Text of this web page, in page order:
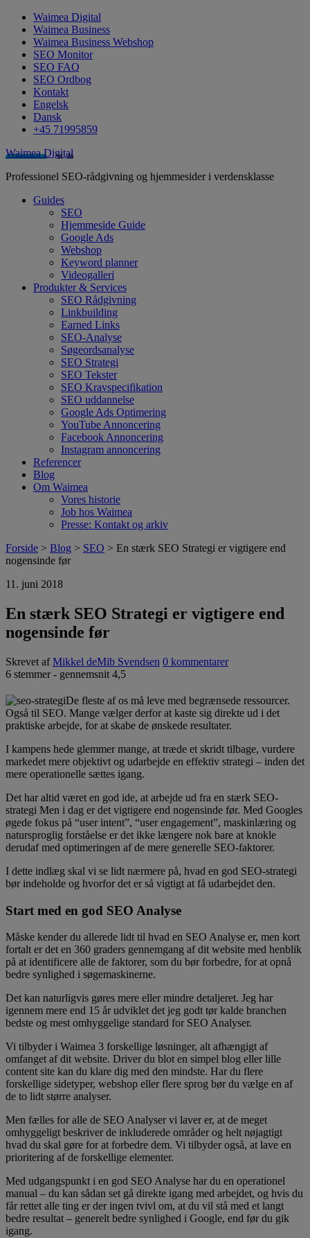
Waimea Digital
Waimea Business
Waimea Business Webshop
SEO Monitor
SEO FAQ
SEO Ordbog
Kontakt
Engelsk
Dansk
+45 71995859
Waimea Digital
Professionel SEO-rådgivning og hjemmesider i verdensklasse
Guides
SEO
Hjemmeside Guide
Google Ads
Webshop
Keyword planner
Videogalleri
Produkter & Services
SEO Rådgivning
Linkbuilding
Earned Links
SEO-Analyse
Søgeordsanalyse
SEO Strategi
SEO Tekster
SEO Kravspecifikation
SEO uddannelse
Google Ads Optimering
YouTube Annoncering
Facebook Annoncering
Instagram annoncering
Referencer
Blog
Om Waimea
Vores historie
Job hos Waimea
Presse: Kontakt og arkiv
Forside > Blog > SEO > En stærk SEO Strategi er vigtigere end
nogensinde før
11. juni 2018
En stærk SEO Strategi er vigtigere end
nogensinde før
Skrevet afMikkel deMib Svendsen 0 kommentarer
6 stemmer - gennemsnit 4,5
De fleste af os må leve med begrænsede ressourcer.
Også til SEO. Mange vælger derfor at kaste sig direkte ud i det
praktiske arbejde, for at skabe de ønskede resultater.
I kampens hede glemmer mange, at træde et skridt tilbage, vurdere
markedet mere objektivt og udarbejde en effektiv strategi – inden det
mere operationelle sættes igang.
Det har altid været en god ide, at arbejde ud fra en stærk SEO-
strategi Men i dag er det vigtigere end nogensinde før. Med Googles
øgede fokus på “user intent”, “user engagement”, maskinlæring og
natursproglig forståelse er det ikke længere nok bare at knokle
derudaf med optimeringen af de mere generelle SEO-faktorer.
I dette indlæg skal vi se lidt nærmere på, hvad en god SEO-strategi
bør indeholde og hvorfor det er så vigtigt at få udarbejdet den.
Start med en god SEO Analyse
Måske kender du allerede lidt til hvad en SEO Analyse er, men kort
fortalt er det en 360 graders gennemgang af dit website med henblik
på at identificere alle de faktorer, som du bør forbedre, for at opnå
bedre synlighed i søgemaskinerne.
Det kan naturligvis gøres mere eller mindre detaljeret. Jeg har
igennem mere end 15 år udviklet det jeg godt tør kalde branchen
bedste og mest omhyggelige standard for SEO Analyser.
Vi tilbyder i Waimea 3 forskellige løsninger, alt afhængigt af
omfanget af dit website. Driver du blot en simpel blog eller lille
content site kan du klare dig med den mindste. Har du flere
forskellige sidetyper, webshop eller flere sprog bør du vælge en af
de to lidt større analyser.
Men fælles for alle de SEO Analyser vi laver er, at de meget
omhyggeligt beskriver de inkluderede områder og helt nøjagtigt
hvad du skal gøre for at forbedre dem. Vi tilbyder også, at lave en
prioritering af de forskellige elementer.
Med udgangspunkt i en god SEO Analyse har du en operationel
manual – du kan sådan set gå direkte igang med arbejdet, og hvis du
får rettet alle ting er der ingen tvivl om, at du vil stå med et langt
bedre resultat – generelt bedre synlighed i Google, end før du gik
igang.